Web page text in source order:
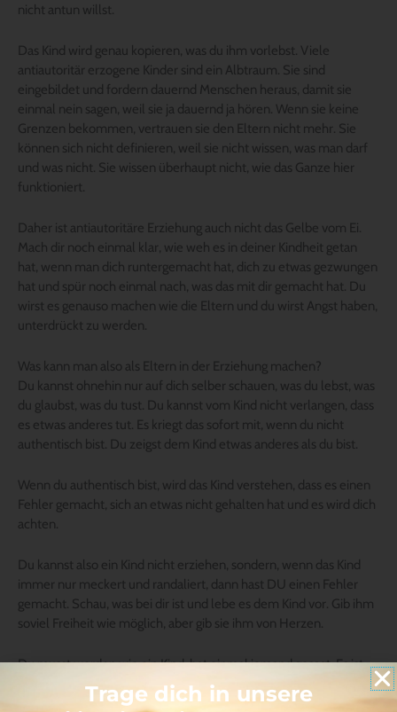
nicht antun willst.
Das Kind wird genau kopieren, was du ihm vorlebst. Viele
antiautoritär erzogene Kinder sind ein Albtraum. Sie sind
eingebildet und fordern dauernd Menschen heraus, damit sie
einmal nein sagen, weil sie ja dauernd ja hören. Wenn sie keine
Grenzen bekommen, vertrauen sie den Eltern nicht mehr. Sie
können sich nicht definieren, weil sie nicht wissen, was man darf
und was nicht. Sie wissen überhaupt nicht, wie das Ganze hier
funktioniert.
Daher ist antiautoritäre Erziehung auch nicht das Gelbe vom Ei.
Mach dir noch einmal klar, wie weh es in deiner Kindheit getan
hat, wenn man dich runtergemacht hat, dich zu etwas gezwungen
hat und spür noch einmal nach, was das mit dir gemacht hat. Du
wirst es genauso machen wie die Eltern und du wirst Angst haben,
unterdrückt zu werden.
Was kann man also als Eltern in der Erziehung machen?
Du kannst ohnehin nur auf dich selber schauen, was du lebst, was
du glaubst, was du tust. Du kannst vom Kind nicht verlangen, dass
es etwas anderes tut. Es kriegt das sofort mit, wenn du nicht
authentisch bist. Du zeigst dem Kind etwas anderes als du bist.
Wenn du authentisch bist, wird das Kind verstehen, dass es einen
Fehler gemacht, sich an etwas nicht gehalten hat und es wird dich
achten.
Du kannst also ein Kind nicht erziehen, sondern, wenn das Kind
immer nur meckert und randaliert, dann hast DU einen Fehler
gemacht. Schau, was bei dir ist und lebe es dem Kind vor. Gib ihm
soviel Freiheit wie möglich, aber gib sie ihm von Herzen.
Du musst werden wie ein Kind, hat einmal jemand gesagt. Es ist
aber sehr selten, dass ein alter Mann wieder wie ein Kind wird,
dass seine Augen wieder so unschuldig werden wie die eines
Trage dich in unsere